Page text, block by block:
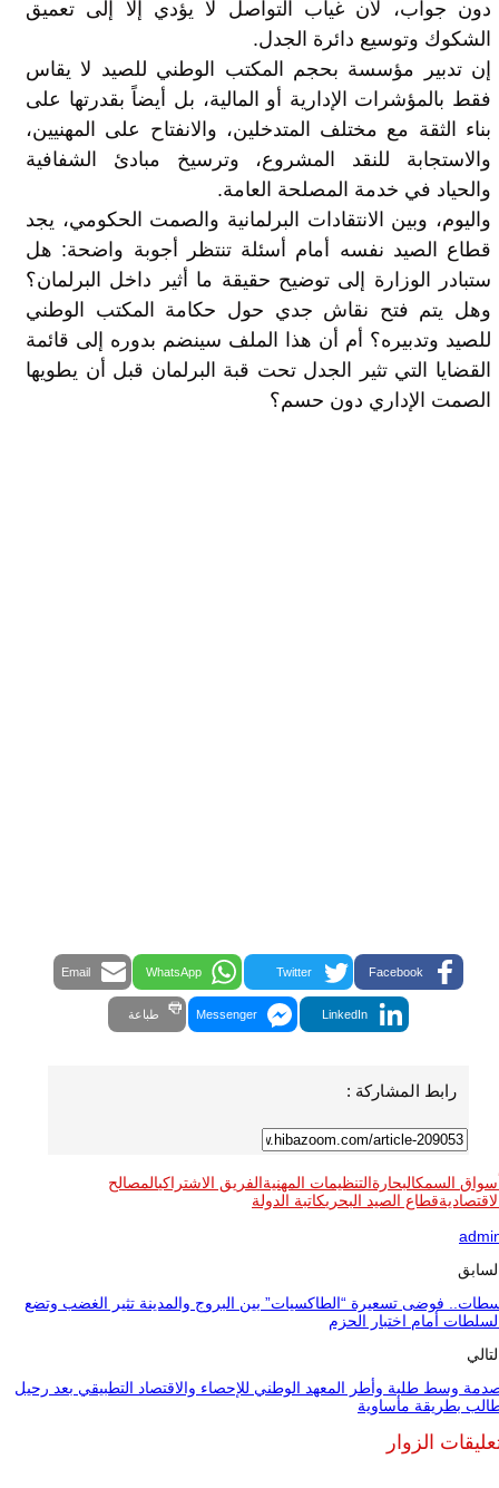
دون جواب، لأن غياب التواصل لا يؤدي إلا إلى تعميق
الشكوك وتوسيع دائرة الجدل.
إن تدبير مؤسسة بحجم المكتب الوطني للصيد لا يقاس
فقط بالمؤشرات الإدارية أو المالية، بل أيضاً بقدرتها على
بناء الثقة مع مختلف المتدخلين، والانفتاح على المهنيين،
والاستجابة للنقد المشروع، وترسيخ مبادئ الشفافية
والحياد في خدمة المصلحة العامة.
واليوم، وبين الانتقادات البرلمانية والصمت الحكومي، يجد
قطاع الصيد نفسه أمام أسئلة تنتظر أجوبة واضحة: هل
ستبادر الوزارة إلى توضيح حقيقة ما أثير داخل البرلمان؟
وهل يتم فتح نقاش جدي حول حكامة المكتب الوطني
للصيد وتدبيره؟ أم أن هذا الملف سينضم بدوره إلى قائمة
القضايا التي تثير الجدل تحت قبة البرلمان قبل أن يطويها
الصمت الإداري دون حسم؟
Facebook
Twitter
WhatsApp
Email
LinkedIn
Messenger طباعة
رابط المشاركة :
السمكالبحارةالتنظيمات المهنيةالفريق الاشتراكيالمصالح
قطاع الصيد البحريكاتبة الدولة
فوضى تسعيرة “الطاكسيات” بين البروج والمدينة تثير الغضب وتضع
أمام اختبار الحزم
وسط طلبة وأطر المعهد الوطني للإحصاء والاقتصاد التطبيقي بعد رحيل
بطريقة مأساوية
الزوار